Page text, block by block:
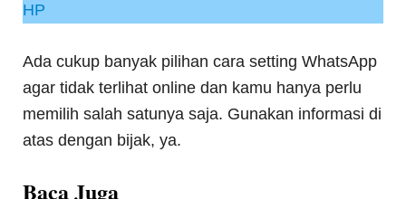
HP
Ada cukup banyak pilihan cara setting WhatsApp
agar tidak terlihat online dan kamu hanya perlu
memilih salah satunya saja. Gunakan informasi di
atas dengan bijak, ya.
Baca Juga